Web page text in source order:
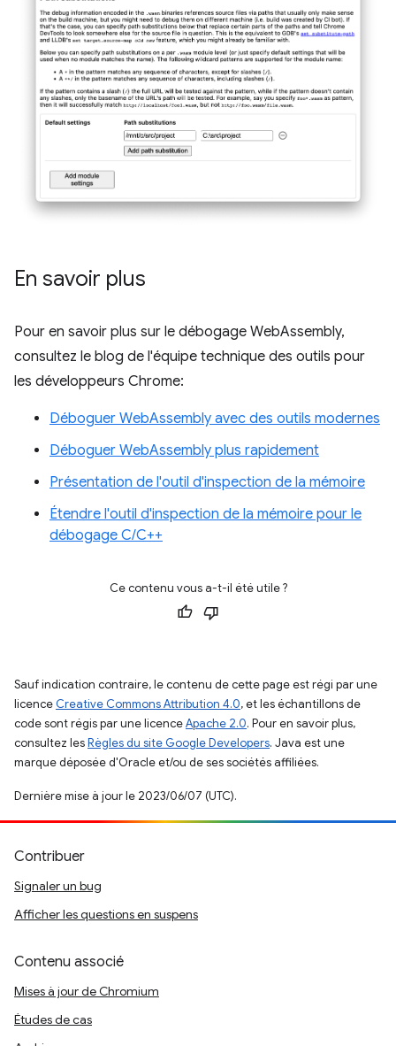
En savoir plus
Pour en savoir plus sur le débogage WebAssembly,
consultez le blog de l'équipe technique des outils pour
les développeurs Chrome:
Déboguer WebAssembly avec des outils modernes
Déboguer WebAssembly plus rapidement
Présentation de l'outil d'inspection de la mémoire
Étendre l'outil d'inspection de la mémoire pour le
débogage C/C++
Ce contenu vous a-t-il été utile ?
Sauf indication contraire, le contenu de cette page est régi par une
licence Creative Commons Attribution 4.0, et les échantillons de
code sont régis par une licenceApache 2.0. Pour en savoir plus,
consultez lesRègles du site Google Developers. Java est une
marque déposée d'Oracle et/ou de ses sociétés affiliées.
Dernière mise à jour le 2023/06/07 (UTC).
Contribuer
Signaler un bug
Afficher les questions en suspens
Contenu associé
Mises à jour de Chromium
Études de cas